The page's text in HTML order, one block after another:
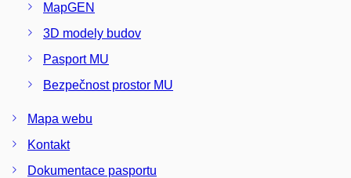
MapGEN
3D modely budov
Pasport MU
Bezpečnost prostor MU
Mapa webu
Kontakt
Dokumentace pasportu